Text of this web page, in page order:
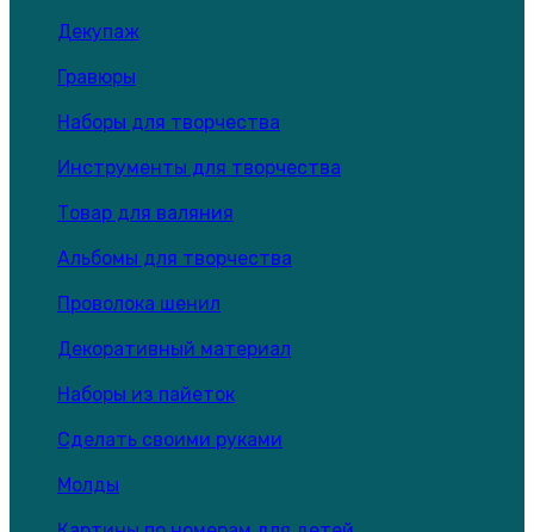
Декупаж
Гравюры
Наборы для творчества
Инструменты для творчества
Товар для валяния
Альбомы для творчества
Проволока шенил
Декоративный материал
Наборы из пайеток
Сделать своими руками
Молды